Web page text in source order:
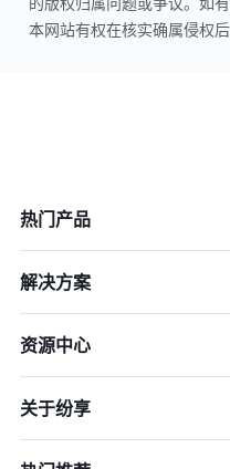
的版权归属问题或争议。如有
本网站有权在核实确属侵权
热门产品
解决方案
资源中心
关于纷享